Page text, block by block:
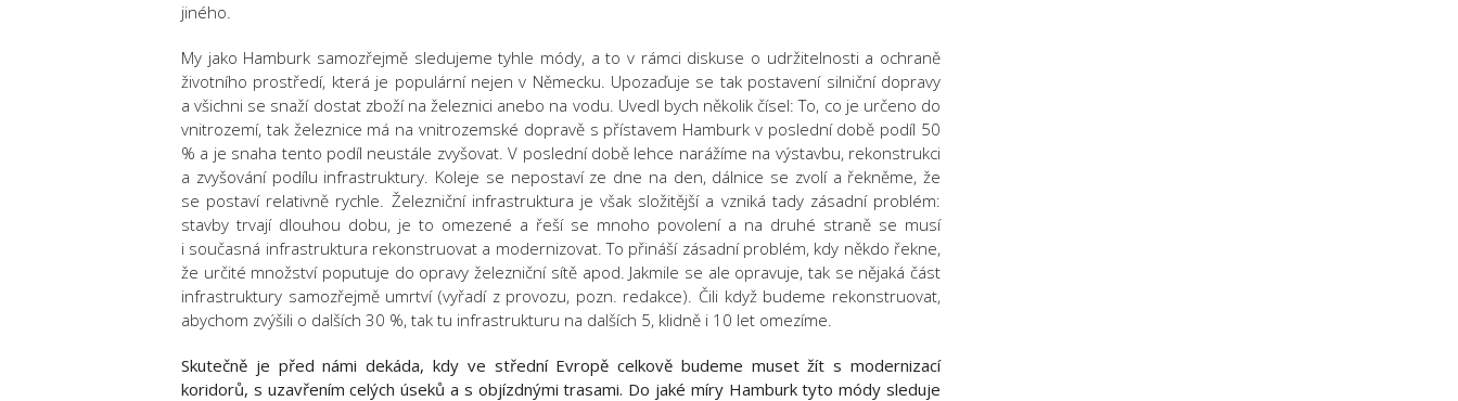
jiného.
My jako Hamburk samozřejmě sledujeme tyhle módy, a to v rámci diskuse o udržitelnosti a ochraně
životního prostředí, která je populární nejen v Německu. Upozaďuje se tak postavení silniční dopravy
a všichni se snaží dostat zboží na železnici anebo na vodu. Uvedl bych několik čísel: To, co je určeno do
vnitrozemí, tak železnice má na vnitrozemské dopravě s přístavem Hamburk v poslední době podíl 50
% a je snaha tento podíl neustále zvyšovat. V poslední době lehce narážíme na výstavbu, rekonstrukci
a zvyšování podílu infrastruktury. Koleje se nepostaví ze dne na den, dálnice se zvolí a řekněme, že
se postaví relativně rychle. Železniční infrastruktura je však složitější a vzniká tady zásadní problém:
stavby trvají dlouhou dobu, je to omezené a řeší se mnoho povolení a na druhé straně se musí
i současná infrastruktura rekonstruovat a modernizovat. To přináší zásadní problém, kdy někdo řekne,
že určité množství poputuje do opravy železniční sítě apod. Jakmile se ale opravuje, tak se nějaká část
infrastruktury samozřejmě umrtví (vyřadí z provozu, pozn. redakce). Čili když budeme rekonstruovat,
abychom zvýšili o dalších 30 %, tak tu infrastrukturu na dalších 5, klidně i 10 let omezíme.
Skutečně je před námi dekáda, kdy ve střední Evropě celkově budeme muset žít s modernizací
koridorů, s uzavřením celých úseků a s objízdnými trasami. Do jaké míry Hamburk tyto módy sleduje